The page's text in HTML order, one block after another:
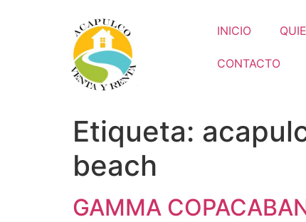
INICIO
CONTACTO
Etiqueta:
beach
GAMMA